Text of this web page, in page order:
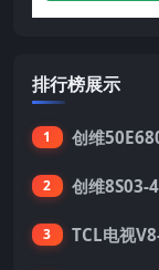
排行榜展示
1 创维
2 创维8S03-
3